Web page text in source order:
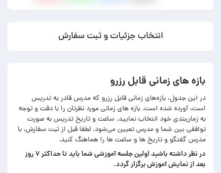
انتخاب جزئیات و ثبت سفارش
بازه های زمانی قابل رزرو
در این جدول، بازه‌های زمانی قابل رزرو که مدرس قادر به تدریس
است، آورده شده است. بازه های زمانی مورد نظرتان را با دقت و توجه
به زمان‌بندی خود انتخاب نمایید. ساعت و تاریخ تدریس به صورت
توافقی بین شما و مدرس تعیین می‌شود. لطفا قبل از ثبت سفارش، با
مدرس گفتگو و تاریخ ها و ساعت ها را هماهنگ کنید.
در‌ نظر داشته باشید اولین جلسه آموزشی شما باید تا حداکثر ۷ روز
بعد از نمایش آموزش برگزار گردد.